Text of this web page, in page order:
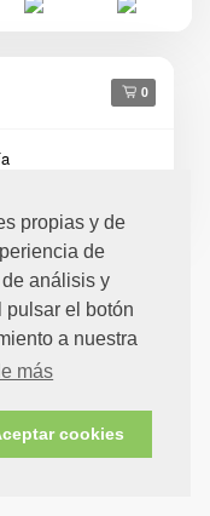
propias y de
de
análisis y
pulsar el botón
a nuestra
más
cookies
0
Aviso legal y política de